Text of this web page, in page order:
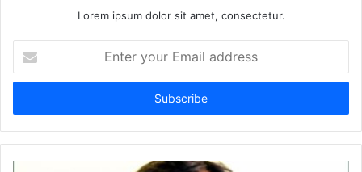
Lorem ipsum dolor sit amet, consectetur.
t
r
y